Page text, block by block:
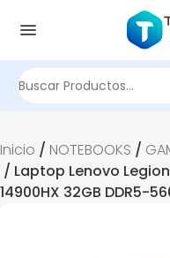
Inicio / NOTEBOOKS /
/ Laptop Lenovo Legion
14900HX 32GB DDR5-